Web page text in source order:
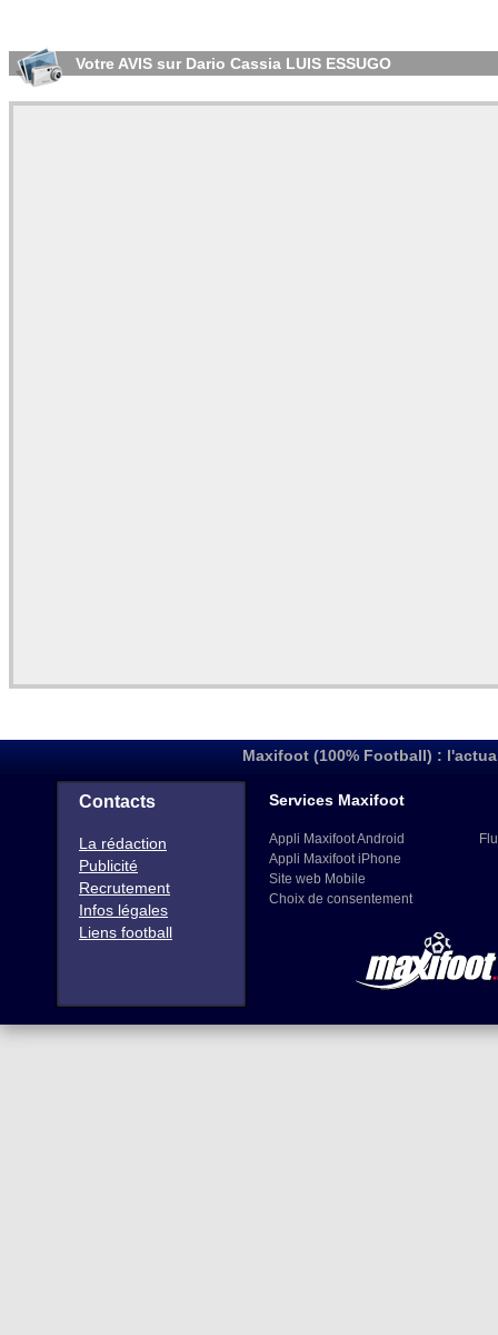
Votre AVIS sur Dario Cassia LUIS ESSUGO
Maxifoot (100% Football) :
Contacts
La rédaction
Publicité
Recrutement
Infos légales
Liens football
Services Maxifoot
Appli Maxifoot Android
Appli Maxifoot iPhone
Site web Mobile
Choix de consentement